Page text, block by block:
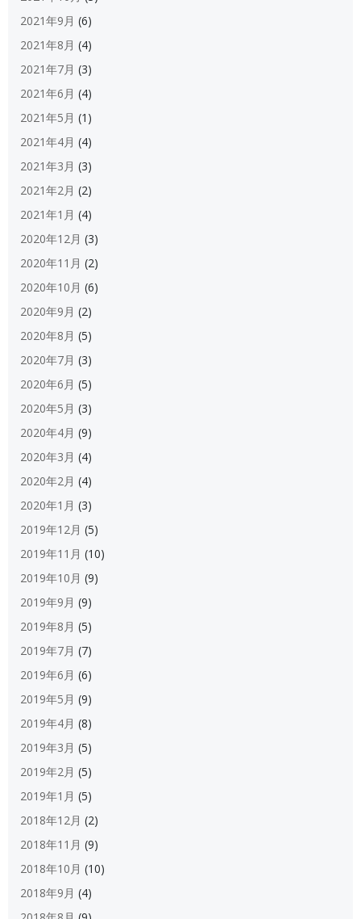
2021年9月 (6)
2021年8月 (4)
2021年7月 (3)
2021年6月 (4)
2021年5月 (1)
2021年4月 (4)
2021年3月 (3)
2021年2月 (2)
2021年1月 (4)
2020年12月 (3)
2020年11月 (2)
2020年10月 (6)
2020年9月 (2)
2020年8月 (5)
2020年7月 (3)
2020年6月 (5)
2020年5月 (3)
2020年4月 (9)
2020年3月 (4)
2020年2月 (4)
2020年1月 (3)
2019年12月 (5)
2019年11月 (10)
2019年10月 (9)
2019年9月 (9)
2019年8月 (5)
2019年7月 (7)
2019年6月 (6)
2019年5月 (9)
2019年4月 (8)
2019年3月 (5)
2019年2月 (5)
2019年1月 (5)
2018年12月 (2)
2018年11月 (9)
2018年10月 (10)
2018年9月 (4)